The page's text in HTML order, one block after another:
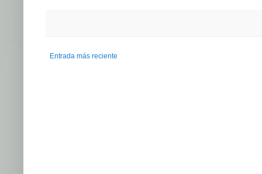
Entrada más reciente